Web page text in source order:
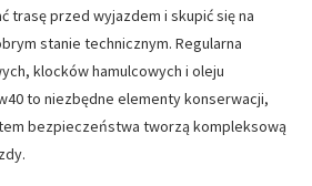
trasę przed wyjazdem i skupić się na
stanie technicznym. Regularna
klocków hamulcowych i oleju
to niezbędne elementy konserwacji,
bezpieczeństwa tworzą kompleksową